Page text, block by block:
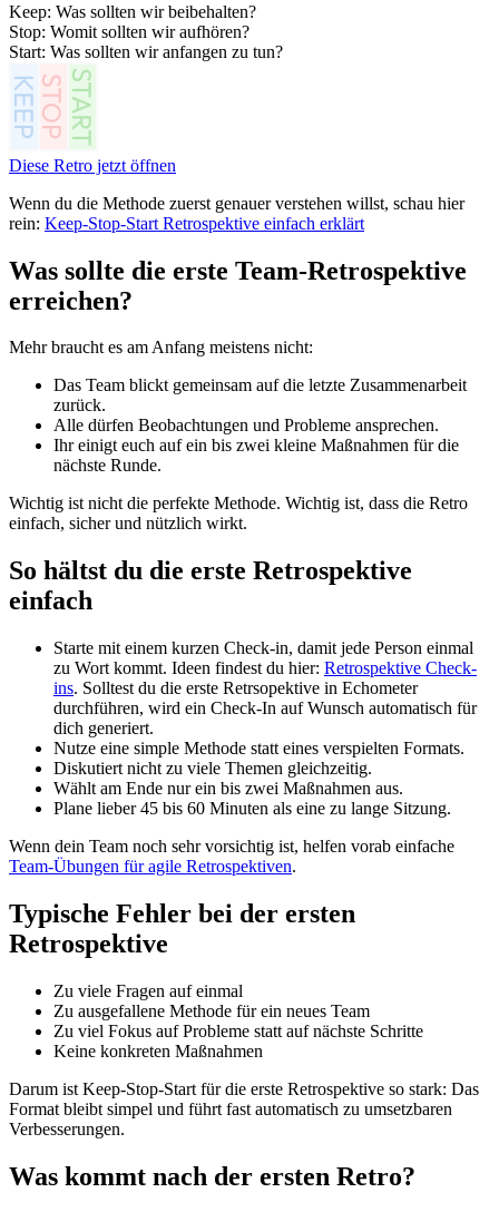
Keep: Was sollten wir beibehalten?
Stop: Womit sollten wir aufhören?
Start: Was sollten wir anfangen zu tun?
Diese Retro jetzt öffnen
Wenn du die Methode zuerst genauer verstehen willst, schau hier
rein: Keep-Stop-Start Retrospektive einfach erklärt
Was sollte die erste Team-Retrospektive
erreichen?
Mehr braucht es am Anfang meistens nicht:
Das Team blickt gemeinsam auf die letzte Zusammenarbeit
zurück.
Alle dürfen Beobachtungen und Probleme ansprechen.
Ihr einigt euch auf ein bis zwei kleine Maßnahmen für die
nächste Runde.
Wichtig ist nicht die perfekte Methode. Wichtig ist, dass die Retro
einfach, sicher und nützlich wirkt.
So hältst du die erste Retrospektive
einfach
Starte mit einem kurzen Check-in, damit jede Person einmal
zu Wort kommt. Ideen findest du hier: Retrospektive Check-
ins. Solltest du die erste Retrsopektive in Echometer
durchführen, wird ein Check-In auf Wunsch automatisch für
dich generiert.
Nutze eine simple Methode statt eines verspielten Formats.
Diskutiert nicht zu viele Themen gleichzeitig.
Wählt am Ende nur ein bis zwei Maßnahmen aus.
Plane lieber 45 bis 60 Minuten als eine zu lange Sitzung.
Wenn dein Team noch sehr vorsichtig ist, helfen vorab einfache
Team-Übungen für agile Retrospektiven.
Typische Fehler bei der ersten
Retrospektive
Zu viele Fragen auf einmal
Zu ausgefallene Methode für ein neues Team
Zu viel Fokus auf Probleme statt auf nächste Schritte
Keine konkreten Maßnahmen
Darum ist Keep-Stop-Start für die erste Retrospektive so stark: Das
Format bleibt simpel und führt fast automatisch zu umsetzbaren
Verbesserungen.
Was kommt nach der ersten Retro?